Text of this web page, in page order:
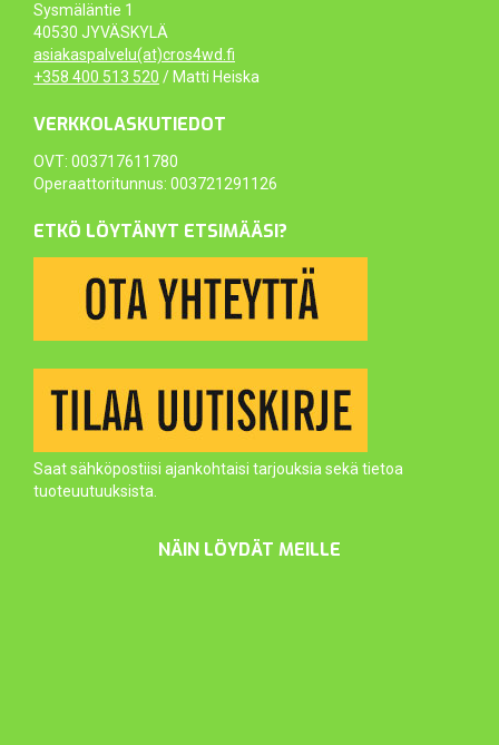
Sysmäläntie 1
40530 JYVÄSKYLÄ
asiakaspalvelu(at)cros4wd.fi
+358 400 513 520 / Matti Heiska
VERKKOLASKUTIEDOT
OVT: 003717611780
Operaattoritunnus: 003721291126
ETKÖ LÖYTÄNYT ETSIMÄÄSI?
Saat sähköpostiisi ajankohtaisi tarjouksia sekä tietoa
tuoteuutuuksista.
NÄIN LÖYDÄT MEILLE